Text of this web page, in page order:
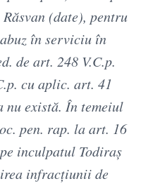
(date), pentru
în serviciu în
de art. 248 V.C.p.
cu aplic. art. 41
nu există. În temeiul
pen. rap. la art. 16
inculpatul Todiraş
infracţiunii de